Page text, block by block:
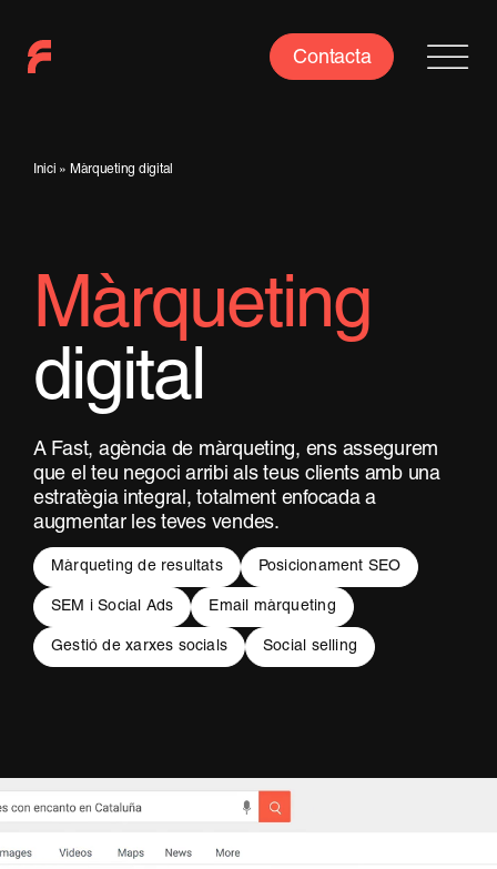
content
Contacta
Inici » Màrqueting digital
Màrqueting
digital
A Fast, agència de màrqueting, ens assegurem
que el teu negoci arribi als teus clients amb una
estratègia integral, totalment enfocada a
augmentar les teves vendes.
Màrqueting de resultats Posicionament SEO
SEM i Social Ads Email màrqueting
Gestió de xarxes socials Social selling